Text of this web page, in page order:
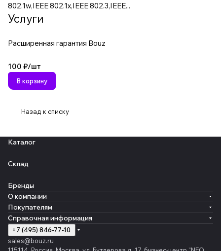
802.1w,IEEE 802.1x,IEEE 802.3,IEEE...
Услуги
Расширенная гарантия Bouz
100 ₽/шт
В корзину
Назад к списку
Каталог
Склад
Бренды
О компании
Покупателям
Справочная информация
+7 (495) 846-77-10
sales@bouz.ru